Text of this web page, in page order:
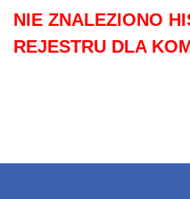
NIE ZNALEZIONO
REJESTRU DLA